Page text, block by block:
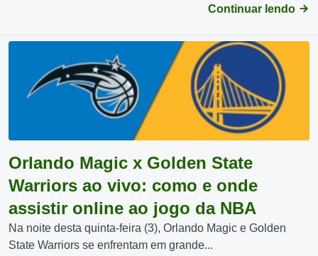
Continuar lendo
Orlando Magic x Golden State
Warriors ao vivo: como e onde
assistir online ao jogo da NBA
Na noite desta quinta-feira (3), Orlando Magic e Golden
State Warriors se enfrentam em grande...